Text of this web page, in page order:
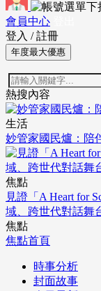
會員中心
登入 / 註冊
年度最大優惠
熱搜內容
生活
妙管家國民爐：陪
焦點
見證「A Heart for
域、跨世代對話舞
焦點
焦點首頁
時事分析
封面故事